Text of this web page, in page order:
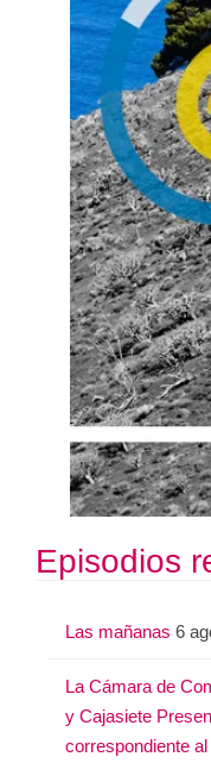
Episodios
Las mañanas 6
La Cámara de
y Cajasiete
correspondiente